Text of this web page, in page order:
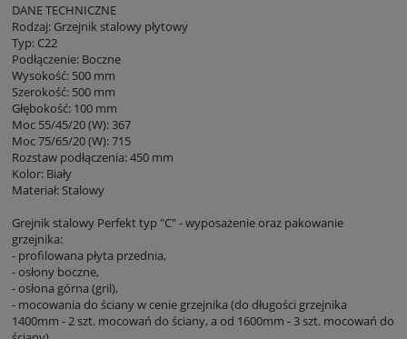
DANE TECHNICZNE
Rodzaj: Grzejnik stalowy płytowy
Typ: C22
Podłączenie: Boczne
Wysokość: 500 mm
Szerokość: 500 mm
Głębokość: 100 mm
Moc 55/45/20 (W): 367
Moc 75/65/20 (W): 715
Rozstaw podłączenia: 450 mm
Kolor: Biały
Materiał: Stalowy
Grejnik stalowy Perfekt typ "C" - wyposażenie oraz pakowanie
grzejnika:
- profilowana płyta przednia,
- osłony boczne,
- osłona górna (gril),
- mocowania do ściany w cenie grzejnika (do długości grzejnika
1400mm - 2 szt. mocowań do ściany, a od 1600mm - 3 szt. mocowań do